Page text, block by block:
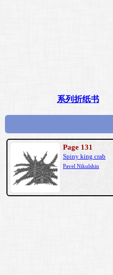
系列折纸书
Page 131
Spiny king crab
Pavel Nikulshin